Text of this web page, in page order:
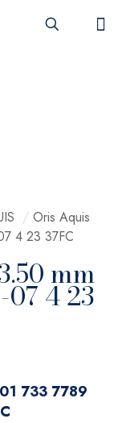
/ Oris Aquis
4 23 37FC
mm
07 4 23
733 7789